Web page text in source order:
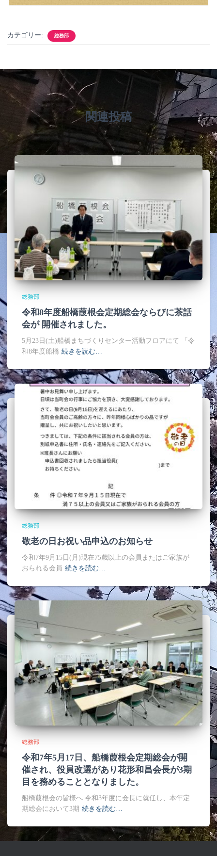
カテゴリー: 総務部
関連投稿
総務部
令和8年度船橋葭根会定期総会ならびに茶話
会が 開催されました。
5月23日(土)船橋まちづくりセンター活動フロアにて 「令
和8年度船橋 続きを読む…
総務部
敬老の日お祝い品申込のお知らせ
令和7年9月15日(月)現在75歳以上の会員またはご家族が
おられる会員 続きを読む…
総務部
令和7年5月17日、船橋葭根会定期総会が開
催され、役員改選があり花形和昌会長が3期
目を務めることとなりました。
船橋葭根会の皆様へ 令和3年度に会長に就任し、本年定
期総会において3期 続きを読む…